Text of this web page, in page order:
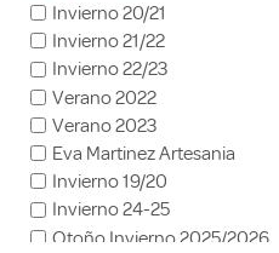
18 meses
24 meses
2 años
3 años
4 años
5 años
6 años
7 años
8 años
Invierno 20/21
Invierno 21/22
Invierno 22/23
Verano 2022
Verano 2023
Eva Martinez Artesania
Invierno 19/20
Invierno 24-25
Otoño Invierno 2025/2026